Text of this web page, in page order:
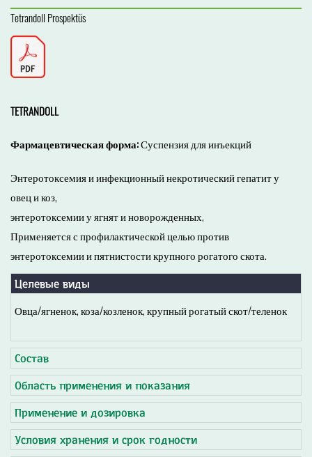
Tetrandoll Prospektüs
TETRANDOLL
Фармацевтическая форма:Суспензия для инъекций
Энтеротоксемия и инфекционный некротический гепатит у
овец и коз,
энтеротоксемии у ягнят и новорожденных,
Применяется с профилактической целью против
энтеротоксемии и пятнистости крупного рогатого скота.
Целевые виды
Овца/ягненок, коза/козленок, крупный рогатый скот/теленок
Состав
Область применения и показания
Применение и дозировка
Условия хранения и срок годности